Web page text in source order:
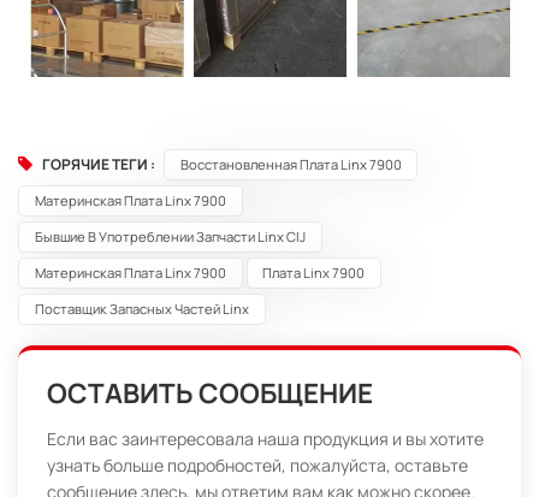
ГОРЯЧИЕ ТЕГИ :
Восстановленная Плата Linx 7900
Материнская Плата Linx 7900
Бывшие В Употреблении Запчасти Linx CIJ
Материнская Плата Linx 7900
Плата Linx 7900
Поставщик Запасных Частей Linx
ОСТАВИТЬ СООБЩЕНИЕ
Если вас заинтересовала наша продукция и вы хотите
узнать больше подробностей, пожалуйста, оставьте
сообщение здесь, мы ответим вам как можно скорее.